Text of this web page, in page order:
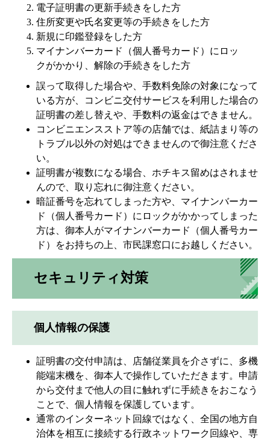
電子証明書の更新手続きをした方
住所変更や氏名変更等の手続きをした方
新規に印鑑登録をした方
マイナンバーカード（個人番号カード）にロッ
クがかかり、解除の手続きをした方
誤って取得した場合や、手数料免除の対象になって
いる方が、コンビニ交付サービスを利用した場合の
証明書の差し替えや、手数料の返金はできません。
コンビニエンスストア等の店舗では、紙詰まり等の
トラブル以外の対処はできませんので御注意くださ
い。
証明書が複数になる場合、ホチキス留めはされませ
んので、取り忘れに御注意ください。
暗証番号を忘れてしまった方や、マイナンバーカー
ド（個人番号カード）にロックがかかってしまった
方は、御本人がマイナンバーカード（個人番号カー
ド）をお持ちの上、市民課窓口にお越しください。
セキュリティ対策
個人情報の保護
証明書の交付申請は、店舗従業員を介さずに、多機
能端末機を、御本人で操作していただきます。申請
から交付まで他人の目に触れずに手続きをおこなう
ことで、個人情報を保護しています。
通常のインターネット回線ではなく、全国の地方自
治体を相互に接続する行政ネットワーク回線や、専